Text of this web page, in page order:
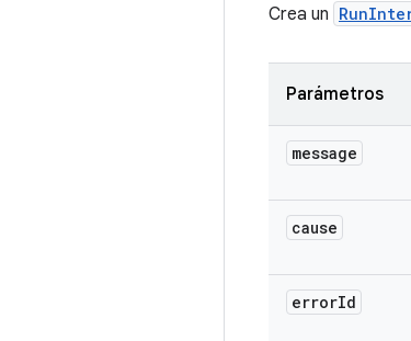
Crea un
Parámetros
message
cause
errorId